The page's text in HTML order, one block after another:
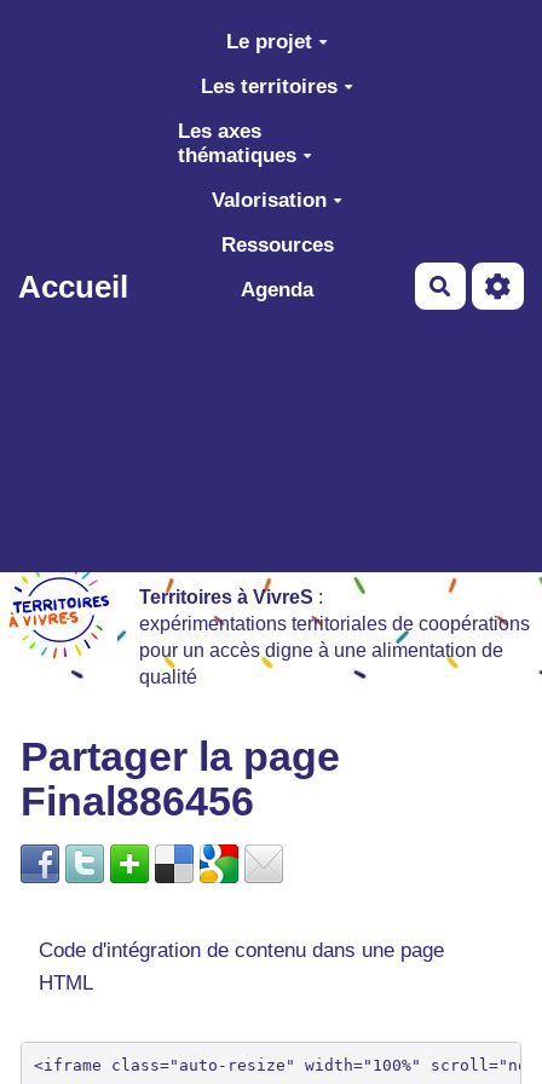
Aller au contenu principal
Accueil
Le projet
Les territoires
Les axes
thématiques
Valorisation
Ressources
Agenda
Territoires à VivreS :
expérimentations territoriales de coopérations
pour un accès digne à une alimentation de
qualité
Partager la page
Final886456
Code d'intégration de contenu dans une page
HTML